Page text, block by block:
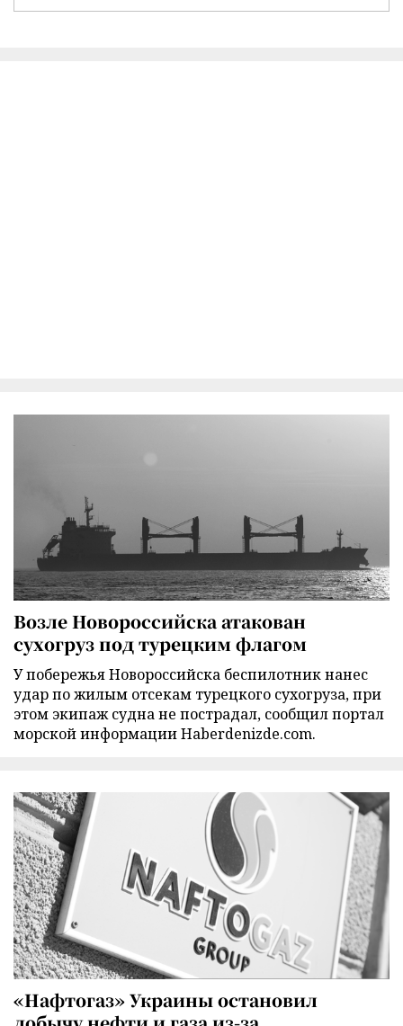
Возле Новороссийска атакован
сухогруз под турецким флагом
У побережья Новороссийска беспилотник нанес
удар по жилым отсекам турецкого сухогруза, при
этом экипаж судна не пострадал, сообщил портал
морской информации Haberdenizde.com.
«Нафтогаз» Украины остановил